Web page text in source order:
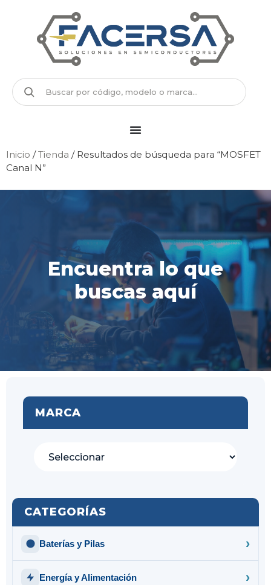
Inicio /Tienda / Resultados de búsqueda para “MOSFET
Canal N”
Encuentra lo que
buscas aquí
MARCA
CATEGORÍAS
Baterías y Pilas
Energía y Alimentación